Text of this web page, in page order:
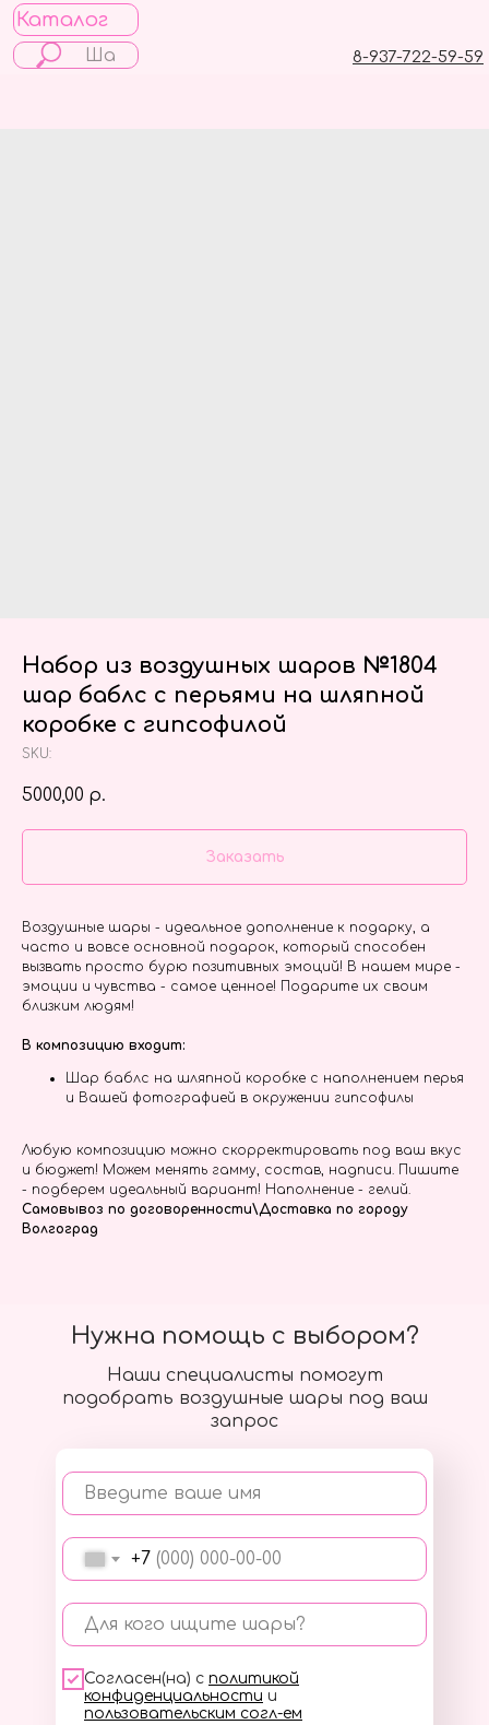
Каталог
8-937-722-59-59
Набор из воздушных шаров №1804
шар баблс с перьями на шляпной
коробке с гипсофилой
SKU:
5000,00 р.
Заказать
Воздушные шары - идеальное дополнение к подарку, а
часто и вовсе основной подарок, который способен
вызвать просто бурю позитивных эмоций! В нашем мире -
эмоции и чувства - самое ценное! Подарите их своим
близким людям!
В композицию входит:
Шар баблс на шляпной коробке с наполнением перья
и Вашей фотографией в окружении гипсофилы
Любую композицию можно скорректировать под ваш вкус
и бюджет! Можем менять гамму, состав, надписи. Пишите
- подберем идеальный вариант! Наполнение - гелий.
Самовывоз по договоренности\Доставка по городу
Волгоград
Наши специалисты помогут
подобрать воздушные шары под ваш
запрос
Введите ваше имя
+7
Для кого ищите шары?
Согласен(на) с политикой
конфиденциальности и
пользовательским согл-ем
Нужна помощь с выбором?